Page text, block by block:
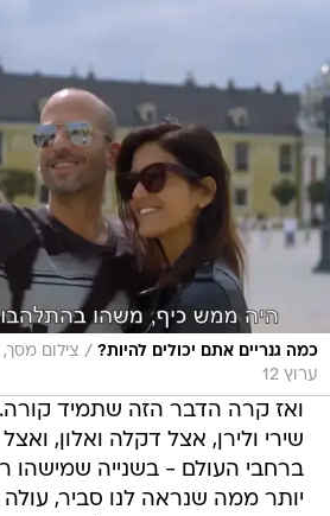
כמה גנריים אתם יכולים להיות? / צילום
ערוץ 12
ואז קרה הדבר הזה שתמיד
שירי ולירן, אצל דקלה ואלון, ואצל
ברחבי העולם - בשנייה שמישהו
יותר ממה שנראה לנו סביר,